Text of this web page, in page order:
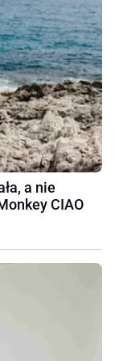
a nie
CIAO